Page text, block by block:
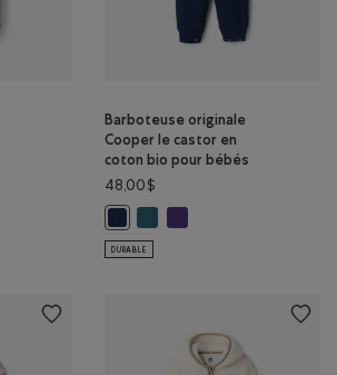
Barboteuse originale
Cooper le castor en
coton bio pour bébés
48,00$
DURABLE